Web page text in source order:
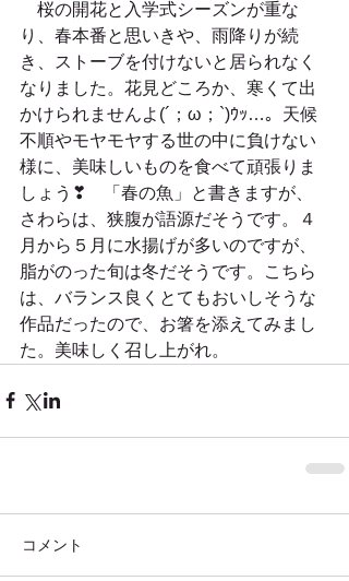
桜の開花と入学式シーズンが重な
り、春本番と思いきや、雨降りが続
き、ストーブを付けないと居られなく
なりました。花見どころか、寒くて出
かけられませんよ(´；ω；`)ｳｯ…。天候
不順やモヤモヤする世の中に負けない
様に、美味しいものを食べて頑張りま
しょう❣　「春の魚」と書きますが、
さわらは、狭腹が語源だそうです。４
月から５月に水揚げが多いのですが、
脂がのった旬は冬だそうです。こちら
は、バランス良くとてもおいしそうな
作品だったので、お箸を添えてみまし
た。美味しく召し上がれ。
コメント